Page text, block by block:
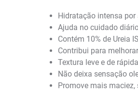
Hidratação intensa por
Ajuda no cuidado
Contém 10% de Ureia
Contribui para
Textura leve e de
Não deixa sensação
Promove mais